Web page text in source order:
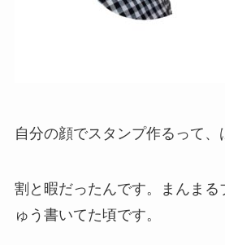
自分の顔でスタンプ作るって、
割と暇だったんです。まんまる
ゅう書いてた頃です。